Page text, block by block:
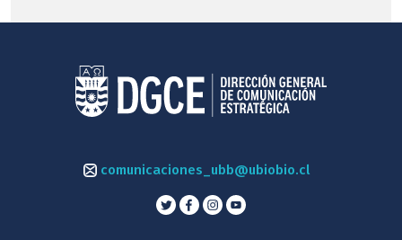
comunicaciones_ubb@ubiobio.cl